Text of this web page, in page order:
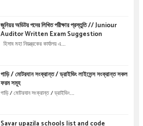
জুনিয়র অডিটর পদের লিখিত পরীক্ষার প্রস্তুতি // Juniour
Auditor Written Exam Suggestion
হিসাব মহা নিয়ন্ত্রকের কার্যালয় এ...
গাড়ি / মোটরযান সংক্রান্ত / ড্রাইভিং লাইসেন্স সংক্রান্ত সকল
ফরম সমূহ
গাড়ি / মোটরযান সংক্রান্ত / ড্রাইভিং...
Savar upazila schools list and code